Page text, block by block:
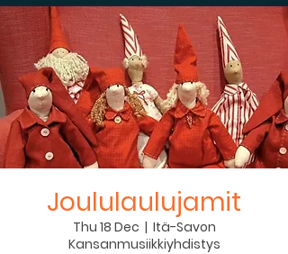
Joululaulujamit
Thu 18 Dec
  |
Itä-Savon
Kansanmusiikkiyhdistys